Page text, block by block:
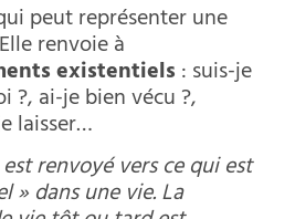
peut représenter une
renvoie à
existentiels: suis-je
?, ai-je bien vécu ?,
laisser…
renvoyé vers ce qui est
» dans une vie. La